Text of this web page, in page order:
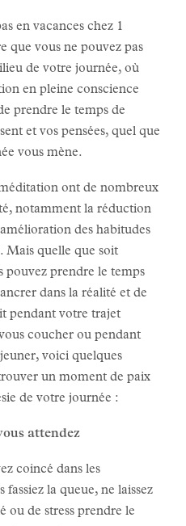
en vacances chez 1
que vous ne pouvez pas
de votre journée, où
en pleine conscience
prendre le temps de
et vos pensées, quel que
vous mène.
ont de nombreux
notamment la réduction
des habitudes
Mais quelle que soit
pouvez prendre le temps
dans la réalité et de
pendant votre trajet
coucher ou pendant
voici quelques
un moment de paix
de votre journée :
attendez
coincé dans les
la queue, ne laissez
ou de stress prendre le